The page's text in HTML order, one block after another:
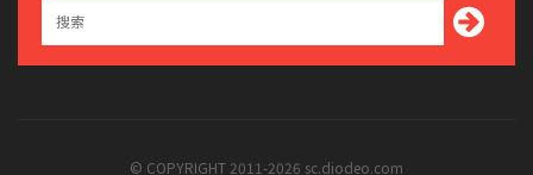
© COPYRIGHT 2011-2026 sc.diodeo.com